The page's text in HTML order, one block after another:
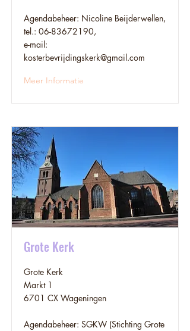
Agendabeheer: Nicoline Beijderwellen,
tel.: 06-83672190,
e-mail:
kosterbevrijdingskerk@gmail.com
Meer Informatie
Grote Kerk
Grote Kerk
Markt 1
6701 CX Wageningen
Agendabeheer: SGKW (Stichting Grote